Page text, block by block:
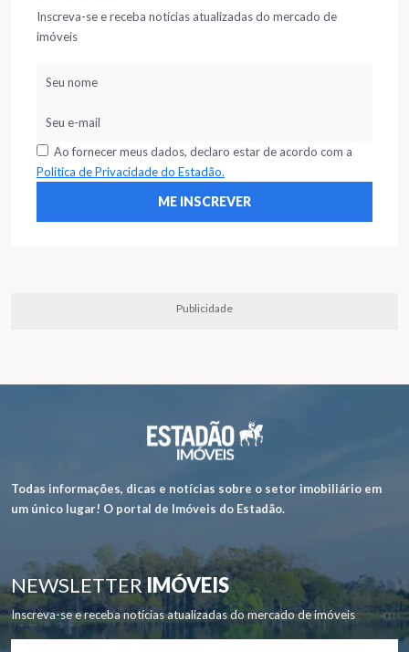
Inscreva-se e receba notícias atualizadas do mercado de
imóveis
Ao fornecer meus dados, declaro estar de acordo com a
Política de Privacidade do Estadão.
Publicidade
Todas informações, dicas e notícias sobre o setor imobiliário em
um único lugar! O portal de Imóveis do Estadão.
NEWSLETTERIMÓVEIS
Inscreva-se e receba notícias atualizadas do mercado de imóveis